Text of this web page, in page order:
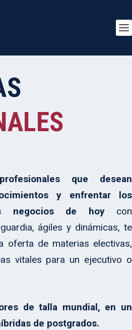
que desean
y enfrentar los
negocios de hoycon
ágiles y dinámicas, te
oferta de materias electivas,
vitales para un ejecutivo o
de talla mundial, en un
de postgrados.